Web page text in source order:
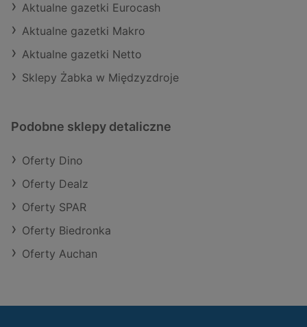
Aktualne gazetki Eurocash
Aktualne gazetki Makro
Aktualne gazetki Netto
Sklepy Żabka w Międzyzdroje
Podobne sklepy detaliczne
Oferty Dino
Oferty Dealz
Oferty SPAR
Oferty Biedronka
Oferty Auchan